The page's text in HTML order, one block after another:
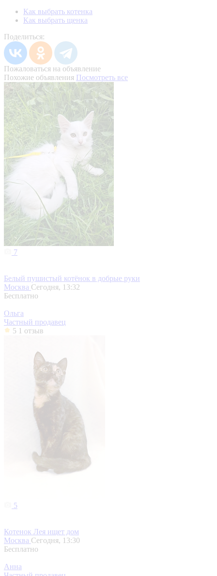
Как выбрать котенка
Как выбрать щенка
Поделиться:
Пожаловаться на объявление
Похожие объявления Посмотреть все
7
Белый пушистый котёнок в добрые руки
Москва Сегодня, 13:32
Бесплатно
Ольга
Частный продавец
5 1 отзыв
5
Котенок Лея ищет дом
Москва Сегодня, 13:30
Бесплатно
Анна